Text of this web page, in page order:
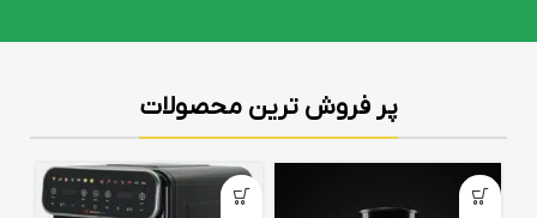
پر فروش ترین محصولات